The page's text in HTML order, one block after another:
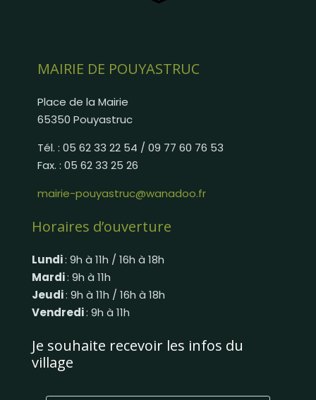
MAIRIE DE POUYASTRUC
Place de la Mairie
65350 Pouyastruc
Tél. : 05 62 33 22 54 / 09 77 60 76 53
Fax. : 05 62 33 25 26
mairie-pouyastruc@wanadoo.fr
Horaires d’ouverture
Lundi: 9h à 11h / 16h à 18h
Mardi: 9h à 11h
Jeudi: 9h à 11h / 16h à 18h
Vendredi: 9h à 11h
Je souhaite recevoir les infos du
village